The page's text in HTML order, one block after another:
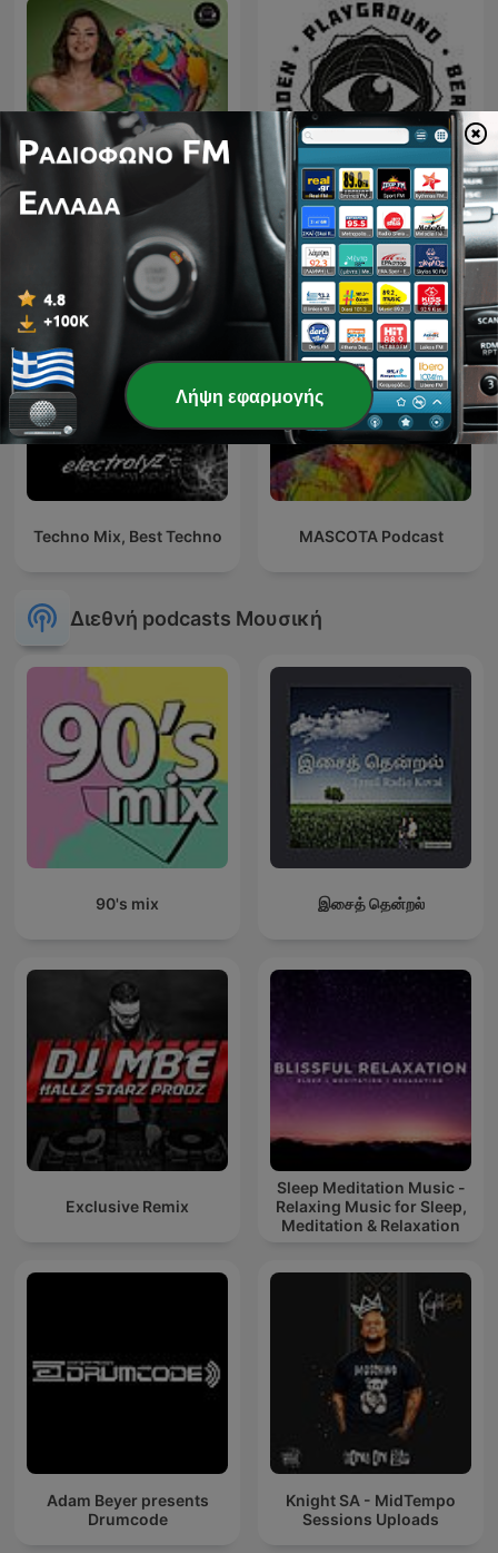
Στον κόσμο της Μαρίας,
με τη Μαρία Γεωργάκαινα
TECHNO TECHNO
TECHNO
Techno Mix, Best Techno MASCOTA Podcast
Διεθνή podcasts Μουσική
90's mix இசைத் தென்றல்
Exclusive Remix
Sleep Meditation Music -
Relaxing Music for Sleep,
Meditation & Relaxation
Adam Beyer presents
Drumcode
Knight SA - MidTempo
Sessions Uploads
Λήψη εφαρμογής